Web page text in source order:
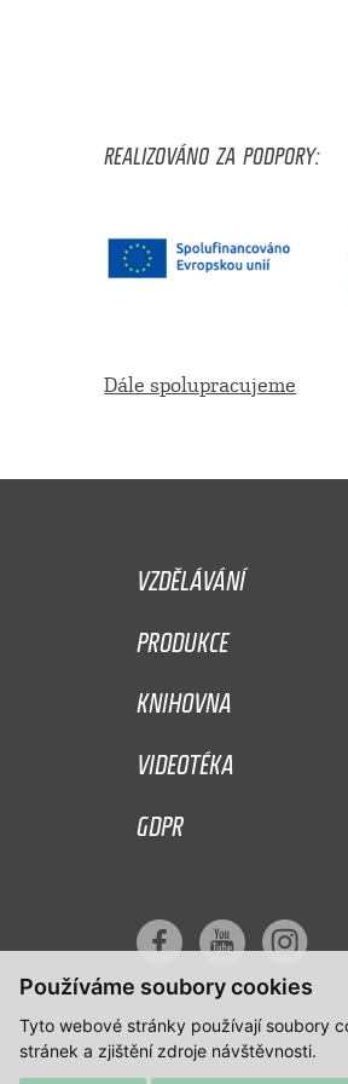
Používáme soubory cookies
Tyto webové stránky používají soubory
stránek a zjištění zdroje návštěvnosti.
REALIZOVÁNO ZA PODPORY:
Dále spolupracujeme
VZDĚLÁVÁNÍ
PRODUKCE
KNIHOVNA
VIDEOTÉKA
GDPR